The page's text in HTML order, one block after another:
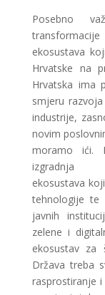
Posebno
ekosustava
Hrvatske na
Hrvatska ima
smjeru
industrije,
novim
moramo ići.
izgradnja
ekosustava
tehnologije te
javnih
zelene i
ekosustav za
Država treba
rasprostiranje